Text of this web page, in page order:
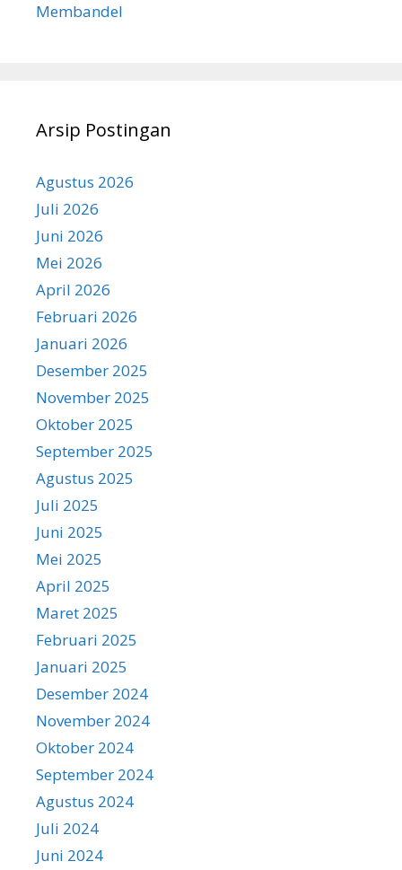
Membandel
Arsip Postingan
Agustus 2026
Juli 2026
Juni 2026
Mei 2026
April 2026
Februari 2026
Januari 2026
Desember 2025
November 2025
Oktober 2025
September 2025
Agustus 2025
Juli 2025
Juni 2025
Mei 2025
April 2025
Maret 2025
Februari 2025
Januari 2025
Desember 2024
November 2024
Oktober 2024
September 2024
Agustus 2024
Juli 2024
Juni 2024